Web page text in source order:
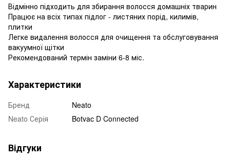
Відмінно підходить для збирання волосся домашніх тварин
Працює на всіх типах підлог - листяних порід, килимів,
плитки
Легке видалення волосся для очищення та обслуговування
вакуумної щітки
Рекомендований термін заміни 6-8 міс.
Характеристики
Бренд
Neato
Neato Серія
Botvac D Connected
Відгуки